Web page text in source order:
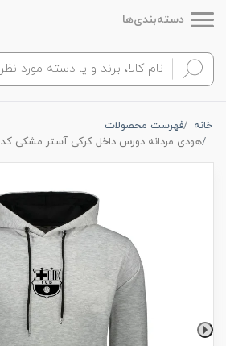
دسته‌بندی‌ها
خانه
فهرست محصولات
هودی مردانه دورس داخل کرکی آستر مشکی کد 2-31